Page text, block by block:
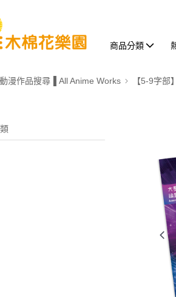
商品分類
漫作品搜尋▐ All Anime Works 【5-9字部